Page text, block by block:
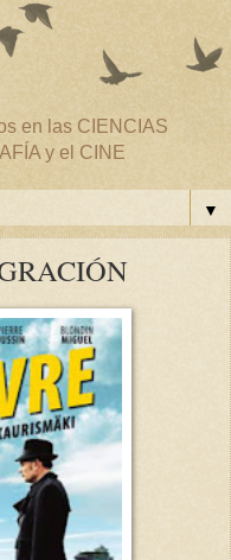
en las CIENCIAS
y el CINE
▼